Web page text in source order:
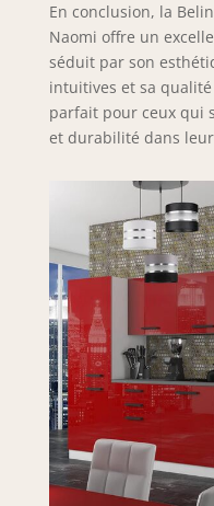
En conclusion, la
Naomi offre un
séduit par son
intuitives et sa
parfait pour ceux qui
et durabilité dans